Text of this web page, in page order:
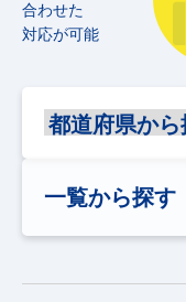
合わせた
対応が可能
一覧から探す